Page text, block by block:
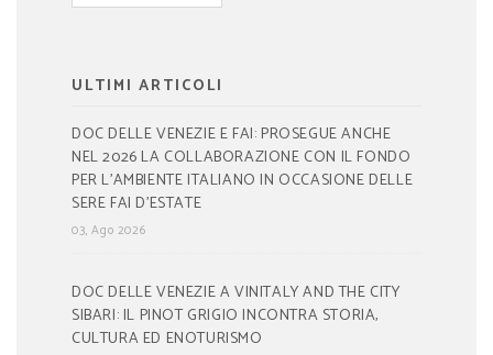
ULTIMI ARTICOLI
DOC DELLE VENEZIE E FAI: PROSEGUE ANCHE
NEL 2026 LA COLLABORAZIONE CON IL FONDO
PER L’AMBIENTE ITALIANO IN OCCASIONE DELLE
SERE FAI D’ESTATE
03, Ago 2026
DOC DELLE VENEZIE A VINITALY AND THE CITY
SIBARI: IL PINOT GRIGIO INCONTRA STORIA,
CULTURA ED ENOTURISMO